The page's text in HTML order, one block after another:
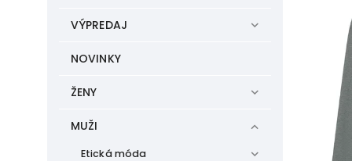
VÝPREDAJ
NOVINKY
ŽENY
MUŽI
Etická móda